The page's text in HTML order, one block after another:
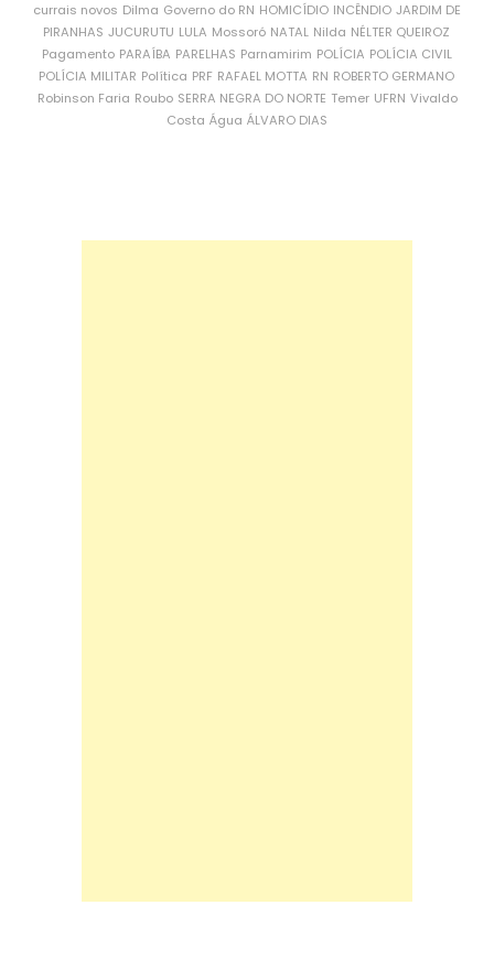
currais novos Dilma Governo do RN HOMICÍDIO INCÊNDIO JARDIM DE
PIRANHAS JUCURUTU LULA Mossoró NATAL Nilda NÉLTER QUEIROZ
Pagamento PARAÍBA PARELHAS Parnamirim POLÍCIA POLÍCIA CIVIL
POLÍCIA MILITAR Política PRF RAFAEL MOTTA RN ROBERTO GERMANO
Robinson Faria Roubo SERRA NEGRA DO NORTE Temer UFRN Vivaldo
Costa Água ÁLVARO DIAS